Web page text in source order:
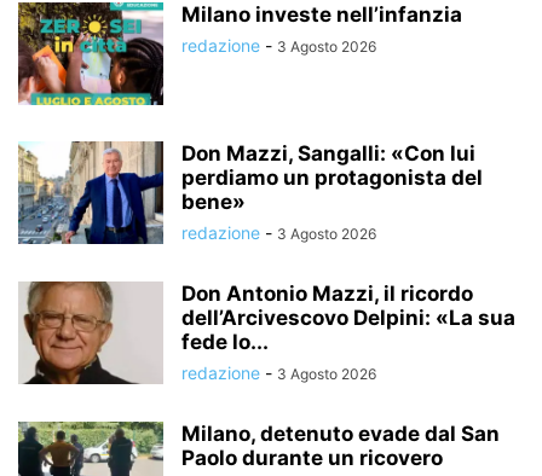
Milano investe nell’infanzia
redazione - 3 Agosto 2026
Don Mazzi, Sangalli: «Con lui
perdiamo un protagonista del
bene»
redazione - 3 Agosto 2026
Don Antonio Mazzi, il ricordo
dell’Arcivescovo Delpini: «La sua
fede lo...
redazione - 3 Agosto 2026
Milano, detenuto evade dal San
Paolo durante un ricovero